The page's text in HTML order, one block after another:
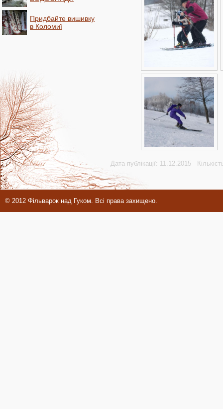
Придбайте вишивку
в Коломиї
Дата публікації: 11.12.2015
© 2012 Фільварок над Гуком. Всі права захищено.